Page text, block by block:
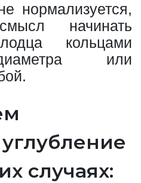
нормализуется,
начинать
кольцами
или
случаях: